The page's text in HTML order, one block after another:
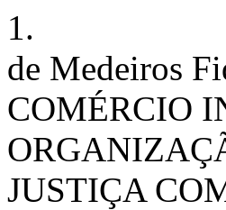
1.
de Medeiros
COMÉRCIO
JUSTIÇA